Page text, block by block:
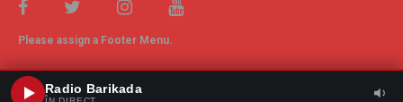
Please assign a Footer Menu.
Radio Barikada